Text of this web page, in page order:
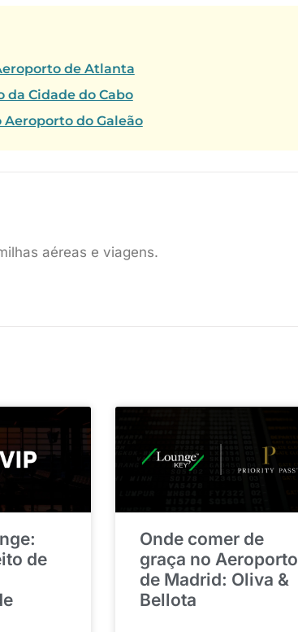
de Atlanta
Cidade do Cabo
Aeroporto do Galeão
aéreas e viagens.
de
Onde comer de
graça no Aeroporto
de Madrid: Oliva &
Bellota